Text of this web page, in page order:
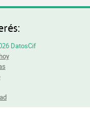
DatosCif